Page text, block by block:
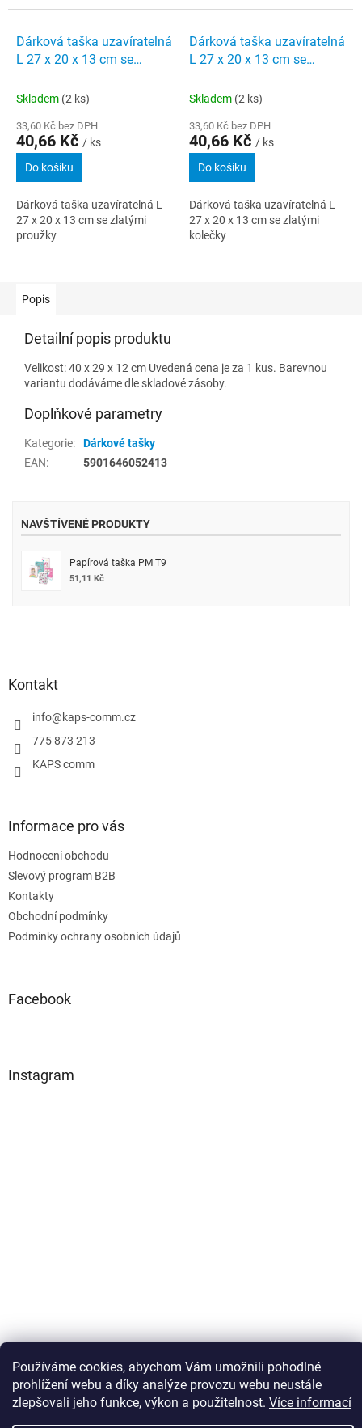
Používáme cookies, abychom Vám umožnili pohodlné
prohlížení webu a díky analýze provozu webu neustále
zlepšovali jeho funkce, výkon a použitelnost. Více informací
Dárková taška uzavíratelná
L 27 x 20 x 13 cm se
Skladem (2 ks)
33,60 Kč bez DPH
40,66 Kč / ks
Do košíku
Dárková taška uzavíratelná L
27 x 20 x 13 cm se zlatými
proužky
Dárková taška uzavíratelná
L 27 x 20 x 13 cm se
Skladem (2 ks)
33,60 Kč bez DPH
40,66 Kč / ks
Do košíku
Dárková taška uzavíratelná L
27 x 20 x 13 cm se zlatými
kolečky
Popis
Detailní popis produktu
Velikost: 40 x 29 x 12 cm Uvedená cena je za 1 kus. Barevnou
variantu dodáváme dle skladové zásoby.
Doplňkové parametry
Kategorie:
Dárkové tašky
EAN: 5901646052413
NAVŠTÍVENÉ PRODUKTY
Papírová taška PM T9
51,11 Kč
Kontakt
info@kaps-comm.cz
775 873 213
KAPS comm
Informace pro vás
Hodnocení obchodu
Slevový program B2B
Kontakty
Obchodní podmínky
Podmínky ochrany osobních údajů
Facebook
Instagram
Sledovat na Instagramu